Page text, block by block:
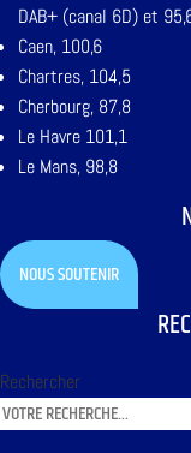
DAB+ (canal 6D) et
Caen, 100,6
Chartres, 104,5
Cherbourg, 87,8
Le Havre 101,1
Le Mans, 98,8
NOUS SOUTENIR
Rechercher